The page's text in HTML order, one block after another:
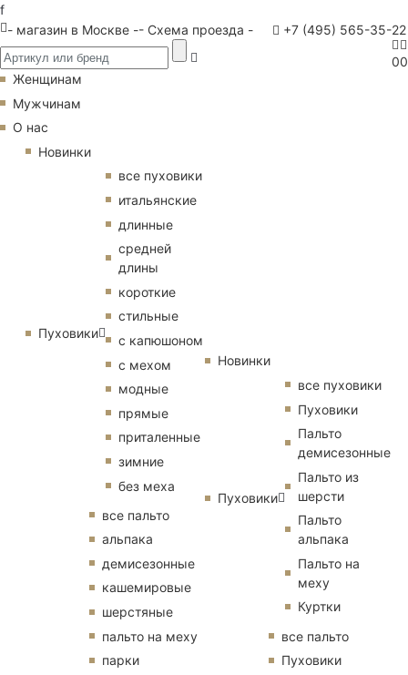
f
- магазин в Москве -- Схема проезда - +7 (495) 565-35-22
00
Женщинам
Мужчинам
О нас
Новинки
Пуховики
все пуховики
итальянские
длинные
средней
длины
короткие
стильные
с капюшоном
с мехом
модные
прямые
приталенные
зимние
без меха
все пальто
альпака
демисезонные
кашемировые
шерстяные
пальто на меху
парки
Новинки
Пуховики
все пуховики
Пуховики
Пальто
демисезонные
Пальто из
шерсти
Пальто
альпака
Пальто на
меху
Куртки
все пальто
Пуховики